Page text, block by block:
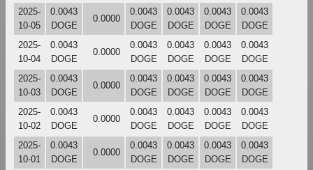
2025-
10-05
0.0043
DOGE
0.0000
0.0043
DOGE
0.0043
DOGE
0.0043
DOGE
0.0043
DOGE
2025-
10-04
0.0043
DOGE
0.0000
0.0043
DOGE
0.0043
DOGE
0.0043
DOGE
0.0043
DOGE
2025-
10-03
0.0043
DOGE
0.0000
0.0043
DOGE
0.0043
DOGE
0.0043
DOGE
0.0043
DOGE
2025-
10-02
0.0043
DOGE
0.0000
0.0043
DOGE
0.0043
DOGE
0.0043
DOGE
0.0043
DOGE
2025-
10-01
0.0043
DOGE
0.0000
0.0043
DOGE
0.0043
DOGE
0.0043
DOGE
0.0043
DOGE